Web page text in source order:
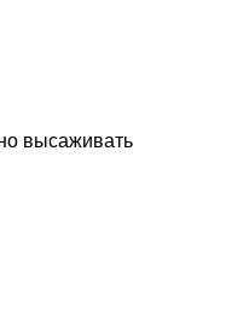
высаживать